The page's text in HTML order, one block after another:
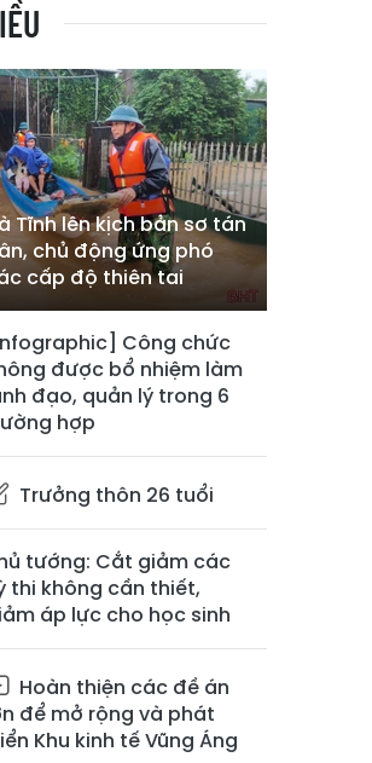
Tĩnh lên kịch bản sơ tán
chủ động ứng phó
cấp độ thiên tai
Công chức
được bổ nhiệm làm
đạo, quản lý trong 6
hợp
Trưởng thôn 26 tuổi
tướng: Cắt giảm các
thi không cần thiết,
áp lực cho học sinh
Hoàn thiện các đề án
để mở rộng và phát
Khu kinh tế Vũng Áng